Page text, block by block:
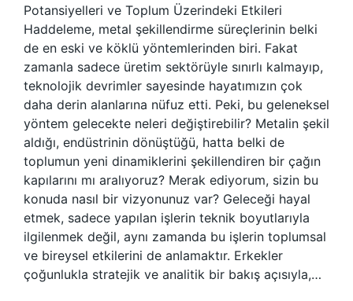
Potansiyelleri ve Toplum Üzerindeki Etkileri
Haddeleme, metal şekillendirme süreçlerinin belki
de en eski ve köklü yöntemlerinden biri. Fakat
zamanla sadece üretim sektörüyle sınırlı kalmayıp,
teknolojik devrimler sayesinde hayatımızın çok
daha derin alanlarına nüfuz etti. Peki, bu geleneksel
yöntem gelecekte neleri değiştirebilir? Metalin şekil
aldığı, endüstrinin dönüştüğü, hatta belki de
toplumun yeni dinamiklerini şekillendiren bir çağın
kapılarını mı aralıyoruz? Merak ediyorum, sizin bu
konuda nasıl bir vizyonunuz var? Geleceği hayal
etmek, sadece yapılan işlerin teknik boyutlarıyla
ilgilenmek değil, aynı zamanda bu işlerin toplumsal
ve bireysel etkilerini de anlamaktır. Erkekler
çoğunlukla stratejik ve analitik bir bakış açısıyla,…